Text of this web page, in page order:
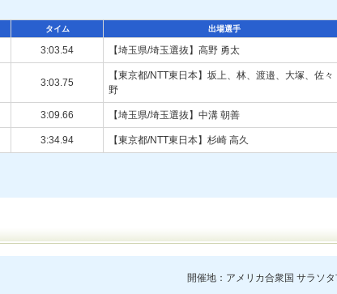
タイム 出場選手
3:03.54 【埼玉県/埼玉選抜】高野 勇太
3:03.75
【東京都/NTT東日本】坂上、林、渡邉、大塚、佐々
野
3:09.66 【埼玉県/埼玉選抜】中溝 朝善
3:34.94 【東京都/NTT東日本】杉崎 高久
開催地：アメリカ合衆国 サラソ